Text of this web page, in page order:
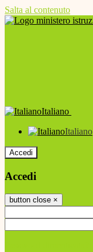
Salta al contenuto
Italiano
Italiano
Accedi
Accedi
button close ×